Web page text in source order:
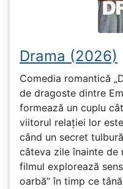
Drama (2026)
Comedia romantică
de dragoste dintre
formează un cuplu
viitorul relației lor
când un secret
câteva zile înainte de
filmul explorează
oarbă” în timp ce